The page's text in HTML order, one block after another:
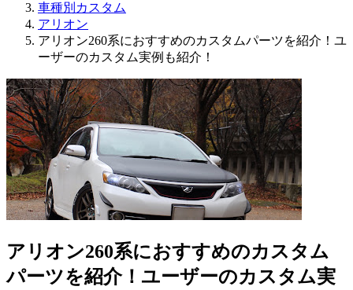
車種別カスタム
アリオン
アリオン260系におすすめのカスタムパーツを紹介！ユ
ーザーのカスタム実例も紹介！
アリオン260系におすすめのカスタム
パーツを紹介！ユーザーのカスタム実